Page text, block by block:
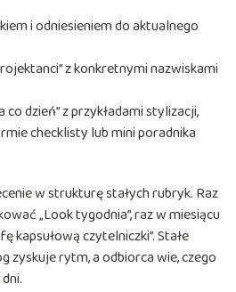
i odniesieniem do aktualnego
z konkretnymi nazwiskami
co dzień” z przykładami stylizacji,
checklisty lub mini poradnika
w strukturę stałych rubryk. Raz
„Look tygodnia”, raz w miesiącu
kapsułową czytelniczki”. Stałe
zyskuje rytm, a odbiorca wie, czego